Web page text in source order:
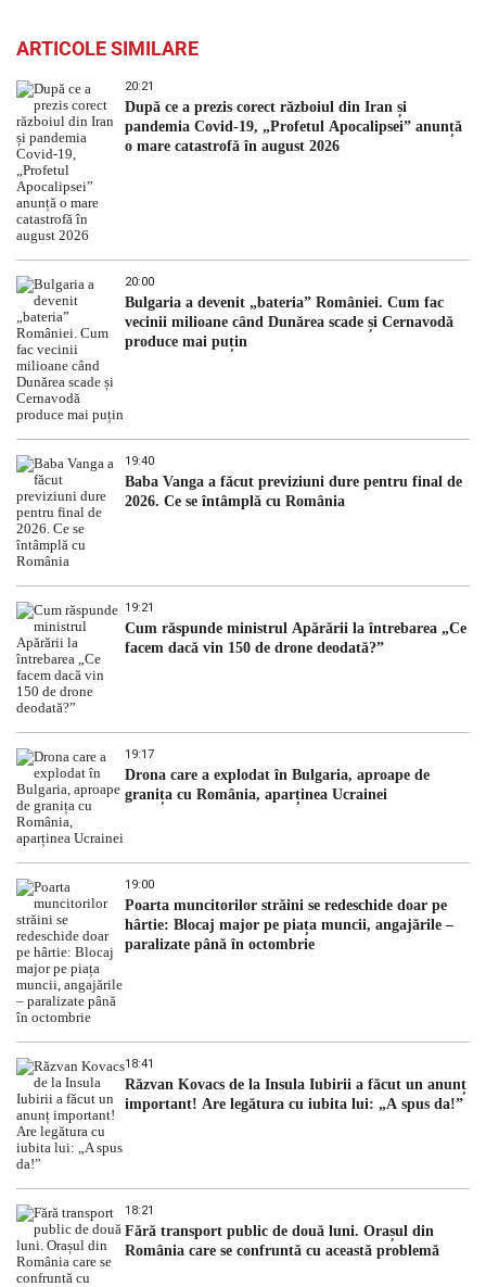
ARTICOLE SIMILARE
20:21
După ce a prezis corect războiul din Iran și
pandemia Covid-19, „Profetul Apocalipsei” anunță
o mare catastrofă în august 2026
20:00
Bulgaria a devenit „bateria” României. Cum fac
vecinii milioane când Dunărea scade și Cernavodă
produce mai puțin
19:40
Baba Vanga a făcut previziuni dure pentru final de
2026. Ce se întâmplă cu România
19:21
Cum răspunde ministrul Apărării la întrebarea „Ce
facem dacă vin 150 de drone deodată?”
19:17
Drona care a explodat în Bulgaria, aproape de
granița cu România, aparținea Ucrainei
19:00
Poarta muncitorilor străini se redeschide doar pe
hârtie: Blocaj major pe piața muncii, angajările –
paralizate până în octombrie
18:41
Răzvan Kovacs de la Insula Iubirii a făcut un anunț
important! Are legătura cu iubita lui: „A spus da!”
18:21
Fără transport public de două luni. Orașul din
România care se confruntă cu această problemă